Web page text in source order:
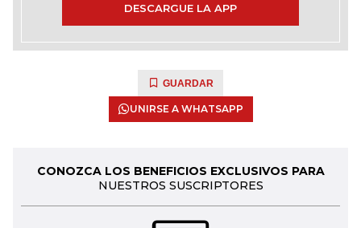
DESCARGUE LA APP
GUARDAR
UNIRSE A WHATSAPP
CONOZCA LOS BENEFICIOS EXCLUSIVOS PARA
NUESTROS SUSCRIPTORES